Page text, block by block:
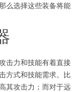
么选择这些装备将能
击力和技能有着直接
方式和技能需求。比
其攻击力；而对于远